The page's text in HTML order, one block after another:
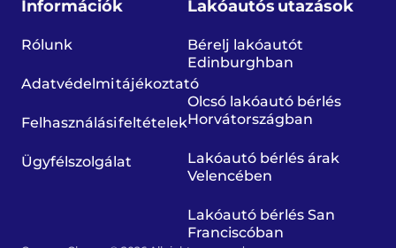
Információk
Rólunk
Adatvédelmi tájékoztató
Felhasználási feltételek
Ügyfélszolgálat
Lakóautós utazások
Bérelj lakóautót
Edinburghban
Olcsó lakóautó bérlés
Horvátországban
Lakóautó bérlés árak
Velencében
Lakóautó bérlés San
Franciscóban